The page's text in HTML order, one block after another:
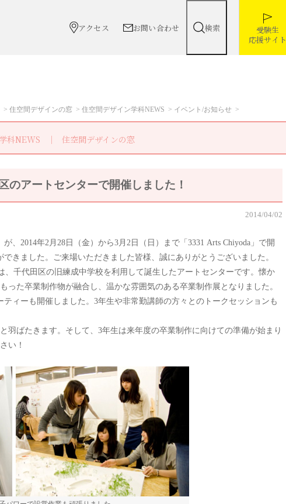
アクセス お問い合わせ 検索
受験生
応援サイト
住空間デザインの窓 住空間デザイン学科NEWS イベント/お知らせ
科NEWS 住空間デザインの窓
のアートセンターで開催しました！
2014/04/02
、2014年2月28日（金）から3月2日（日）まで「3331 Arts Chiyoda」で開
きました。ご来場いただきました皆様、誠にありがとうございました。
、千代田区の旧練成中学校を利用して誕生したアートセンターです。懐か
った卒業制作物が融合し、温かな雰囲気のある卒業制作展となりました。
ィーも開催しました。3年生や非常勤講師の方々とのトークセッションも
羽ばたきます。そして、3年生は来年度の卒業制作に向けての準備が始まり
い！